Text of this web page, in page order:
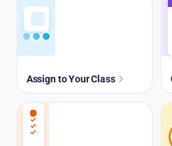
Assign to Your Class